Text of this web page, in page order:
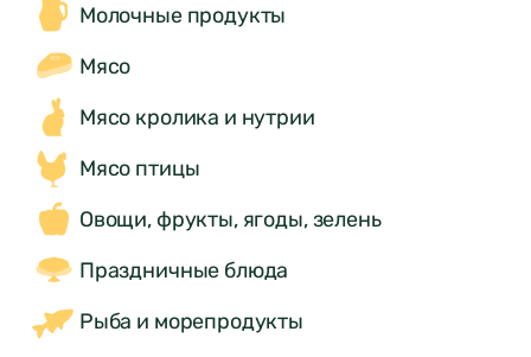
Молочные продукты
Мясо
Мясо кролика и нутрии
Мясо птицы
Овощи, фрукты, ягоды, зелень
Праздничные блюда
Рыба и морепродукты